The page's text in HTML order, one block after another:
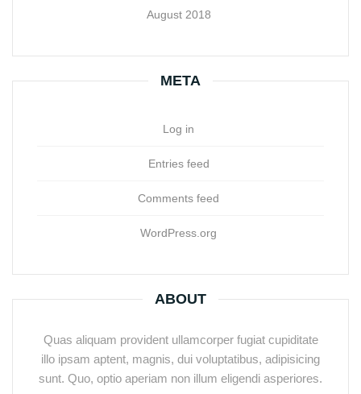
August 2018
META
Log in
Entries feed
Comments feed
WordPress.org
ABOUT
Quas aliquam provident ullamcorper fugiat cupiditate
illo ipsam aptent, magnis, dui voluptatibus, adipisicing
sunt. Quo, optio aperiam non illum eligendi asperiores.